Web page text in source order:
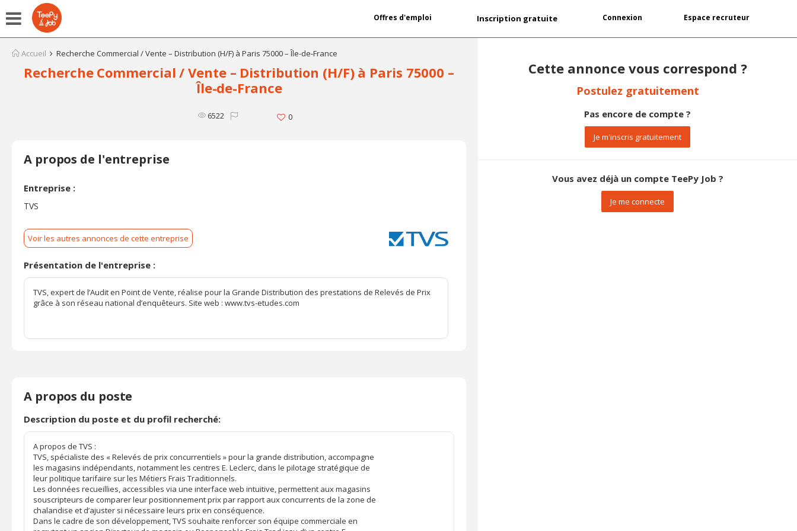
Offres d'emploi Inscription gratuite Connexion Espace recruteur
Accueil Recherche Commercial / Vente – Distribution (H/F) à Paris 75000 – Île-de-France
Recherche Commercial / Vente – Distribution (H/F) à Paris 75000 –
Île-de-France
6522 0
A propos de l'entreprise
Entreprise :
TVS
Voir les autres annonces de cette entreprise
Présentation de l'entreprise :
TVS, expert de l’Audit en Point de Vente, réalise pour la Grande Distribution des prestations de Relevés de Prix
grâce à son réseau national d’enquêteurs. Site web : www.tvs-etudes.com
A propos du poste
Description du poste et du profil recherché:
A propos de TVS :
TVS, spécialiste des « Relevés de prix concurrentiels » pour la grande distribution, accompagne
les magasins indépendants, notamment les centres E. Leclerc, dans le pilotage stratégique de
leur politique tarifaire sur les Métiers Frais Traditionnels.
Les données recueillies, accessibles via une interface web intuitive, permettent aux magasins
souscripteurs de comparer leur positionnement prix par rapport aux concurrents de la zone de
chalandise et d’ajuster si nécessaire leurs prix en conséquence.
Dans le cadre de son développement, TVS souhaite renforcer son équipe commerciale en
Cette annonce vous correspond ?
Postulez gratuitement
Pas encore de compte ?
Je m'inscris gratuitement
Vous avez déjà un compte TeePy Job ?
Je me connecte